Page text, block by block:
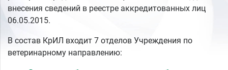
внесения сведений в реестре аккредитованных лиц
06.05.2015.
В состав КрИЛ входит 7 отделов Учреждения по
ветеринарному направлению: